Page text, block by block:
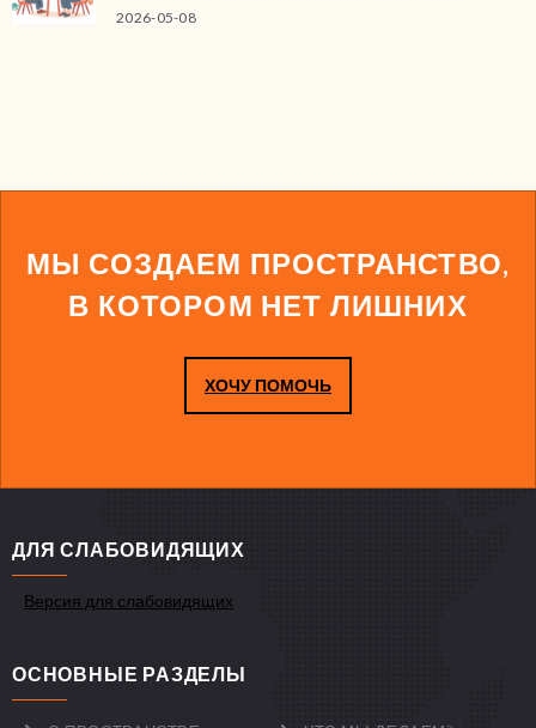
2026-05-08
МЫ СОЗДАЕМ ПРОСТРАНСТВО,
В КОТОРОМ НЕТ ЛИШНИХ
ХОЧУ ПОМОЧЬ
ДЛЯ СЛАБОВИДЯЩИХ
Версия для слабовидящих
ОСНОВНЫЕ РАЗДЕЛЫ